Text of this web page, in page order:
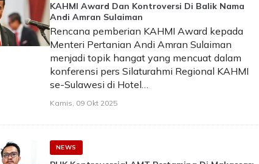
KAHMI Award Dan Kontroversi Di Balik Nama
Andi Amran Sulaiman
Rencana pemberian KAHMI Award kepada
Menteri Pertanian Andi Amran Sulaiman
menjadi topik hangat yang mencuat dalam
konferensi pers Silaturahmi Regional KAHMI
se-Sulawesi di Hotel…
Kamis, 09 Okt 2025
NEWS